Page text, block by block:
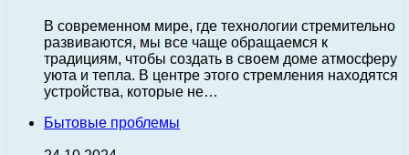
В современном мире, где технологии стремительно
развиваются, мы все чаще обращаемся к
традициям, чтобы создать в своем доме атмосферу
уюта и тепла. В центре этого стремления находятся
устройства, которые не…
Бытовые проблемы